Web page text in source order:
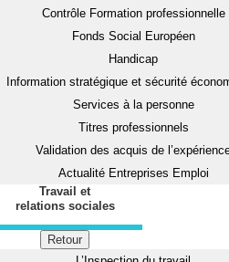
Contrôle Formation professionnelle
Fonds Social Européen
Handicap
Information stratégique et sécurité
Services à la personne
Titres professionnels
Validation des acquis de
Actualité Entreprises Emploi
Travail et
relations sociales
Retour